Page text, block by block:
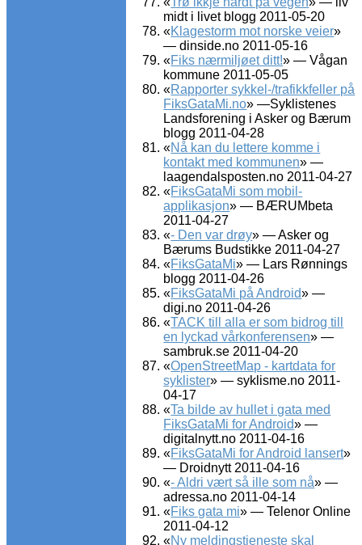
midt i livet blogg 2011-05-20
«Klagestorm mot norske veier»
— dinside.no 2011-05-16
«Fiks nærmiljøet ditt!» — Vågan
kommune 2011-05-05
«Rapporter sykkel-/trafikkfeller på
FiksGataMi.no» —Syklistenes
Landsforening i Asker og Bærum
blogg 2011-04-28
«Nå kan du lettere komme i
kontakt med kommunen» —
laagendalsposten.no 2011-04-27
«FiksGataMi som mobil-
applikasjon» — BÆRUMbeta
2011-04-27
«- Den var drøy» — Asker og
Bærums Budstikke 2011-04-27
«FiksGataMi» — Lars Rønnings
blogg 2011-04-26
«FiksGataMi på Android» —
digi.no 2011-04-26
«TACK till alla er som bidrog till
en lyckad vårkonferensen» —
sambruk.se 2011-04-20
«OpenStreetMap - kartdata for
syklister» — syklisme.no 2011-
04-17
«Ta bilde av hullet i gata med
FiksGataMi for Android» —
digitalnytt.no 2011-04-16
«FiksGataMi for Android lansert»
— Droidnytt 2011-04-16
«- Aldri vært så ille som nå» —
adressa.no 2011-04-14
«Fiks gata mi» — Telenor Online
2011-04-12
«Ny meldingstjeneste skal